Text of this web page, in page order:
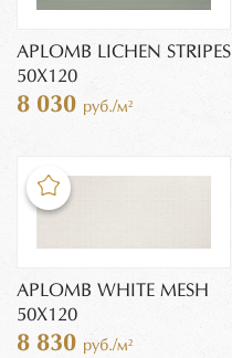
APLOMB LICHEN STRIPES
50X120
8 030 руб./м²
APLOMB WHITE MESH
50X120
8 830 руб./м²